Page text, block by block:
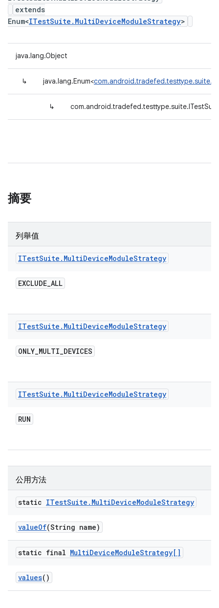
extends
Enum<ITestSuite.MultiDeviceModuleStrategy>
java.lang.Object
↳ java.lang.Enum<
↳
摘要
列舉值
ITestSuite . MultiDeviceModuleStrategy
EXCLUDE_ALL
ITestSuite . MultiDeviceModuleStrategy
ONLY_MULTI_DEVICES
ITestSuite . MultiDeviceModuleStrategy
RUN
公用方法
static ITestSuite . MultiDeviceModuleStrategy
valueOf(String name)
static final MultiDeviceModuleStrategy[]
values()